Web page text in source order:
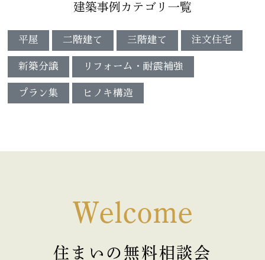
建築事例カテゴリ一覧
平屋 二階建て 三階建て 注文住宅
新築分譲 リフォーム・耐震補強
プラン集 ヒノキ構造
Welcome
住まいの無料相談会